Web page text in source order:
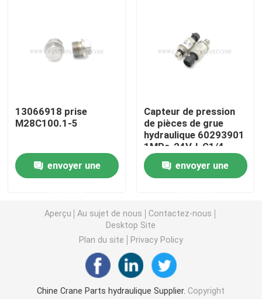
Filtre de Sany
Crane Cab Parts
Crane Boom Parts
Crane Light
13066918 prise
M28C100.1-5
envoyer une
Capteur de pression
de pièces de grue
hydraulique 60293901
1MPa-24V-I-G1/4-
DELPHI
envoyer une
Aperçu Au sujet de nous
Contactez-nous
Desktop Site
Plan du site
Privacy Policy
Chine Crane Parts hydraulique Supplier. Copyright